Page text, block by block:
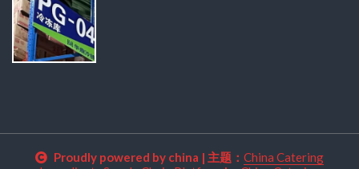
Proudly powered by china | 主题： China Catering